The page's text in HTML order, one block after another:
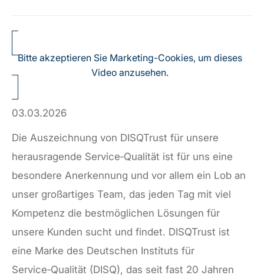
Bitte akzeptieren Sie Marketing-Cookies, um dieses
Video anzusehen.
03.03.2026
Die Auszeichnung von DISQTrust für unsere
herausragende Service‑Qualität ist für uns eine
besondere Anerkennung und vor allem ein Lob an
unser großartiges Team, das jeden Tag mit viel
Kompetenz die bestmöglichen Lösungen für
unsere Kunden sucht und findet. DISQTrust ist
eine Marke des Deutschen Instituts für
Service‑Qualität (DISQ), das seit fast 20 Jahren